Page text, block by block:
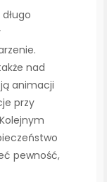
nad
animacji
przy
pewność,